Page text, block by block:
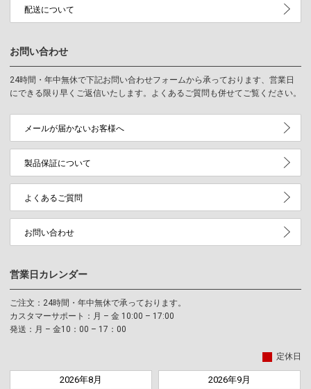
配送について
お問い合わせ
24時間・年中無休で下記お問い合わせフォームから承っております、営業日
にできる限り早くご返信いたします。よくあるご質問も併せてご覧ください。
メールが届かないお客様へ
製品保証について
よくあるご質問
お問い合わせ
営業日カレンダー
ご注文：24時間・年中無休で承っております。
カスタマーサポート：月 – 金 10:00 – 17:00
発送：月 – 金10：00 – 17：00
定休日
2026年8月
2026年9月